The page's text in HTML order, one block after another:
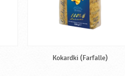
Kokardki (Farfalle)